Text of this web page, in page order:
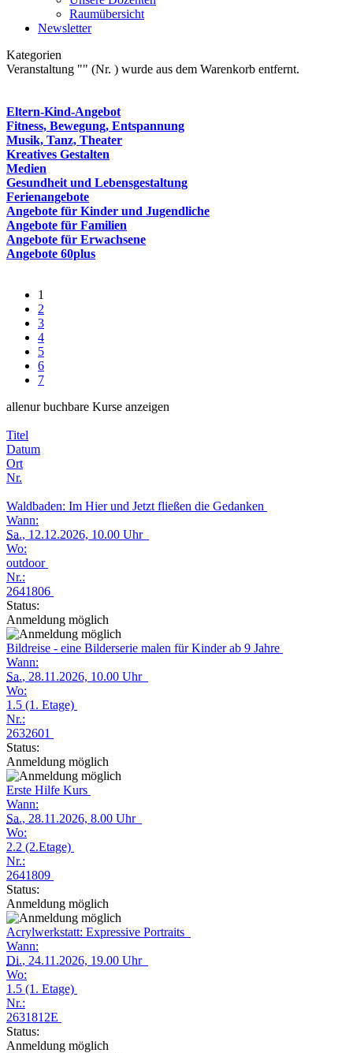
Raumübersicht
Newsletter
Kategorien
Veranstaltung "" (Nr. ) wurde aus dem Warenkorb entfernt.
Eltern-Kind-Angebot
Fitness, Bewegung, Entspannung
Musik, Tanz, Theater
Kreatives Gestalten
Medien
Gesundheit und Lebensgestaltung
Ferienangebote
Angebote für Kinder und Jugendliche
Angebote für Familien
Angebote für Erwachsene
Angebote 60plus
1
2
3
4
5
6
7
allenur buchbare Kurse anzeigen
Titel
Datum
Ort
Nr.
Waldbaden: Im Hier und Jetzt fließen die Gedanken
Wann:
Sa., 12.12.2026, 10.00 Uhr
Wo:
outdoor
Nr.:
2641806
Status:
Anmeldung möglich
Bildreise - eine Bilderserie malen für Kinder ab 9 Jahre
Wann:
Sa., 28.11.2026, 10.00 Uhr
Wo:
1.5 (1. Etage)
Nr.:
2632601
Status:
Anmeldung möglich
Erste Hilfe Kurs
Wann:
Sa., 28.11.2026, 8.00 Uhr
Wo:
2.2 (2.Etage)
Nr.:
2641809
Status:
Anmeldung möglich
Acrylwerkstatt: Expressive Portraits
Wann:
Di., 24.11.2026, 19.00 Uhr
Wo:
1.5 (1. Etage)
Nr.:
2631812E
Status:
Anmeldung möglich